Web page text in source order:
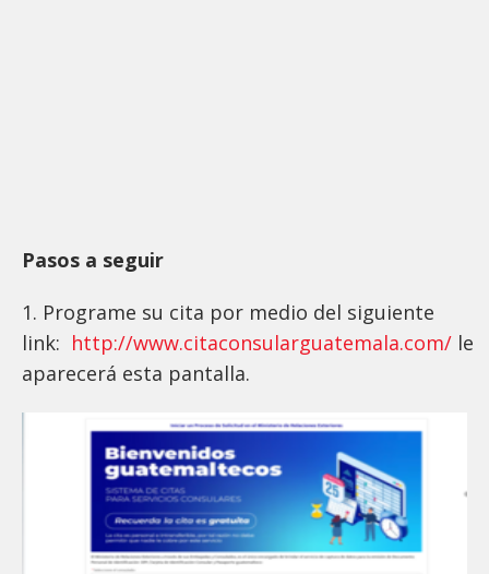
Pasos a seguir
1. Programe su cita por medio del siguiente
link: http://www.citaconsularguatemala.com/ le
aparecerá esta pantalla.